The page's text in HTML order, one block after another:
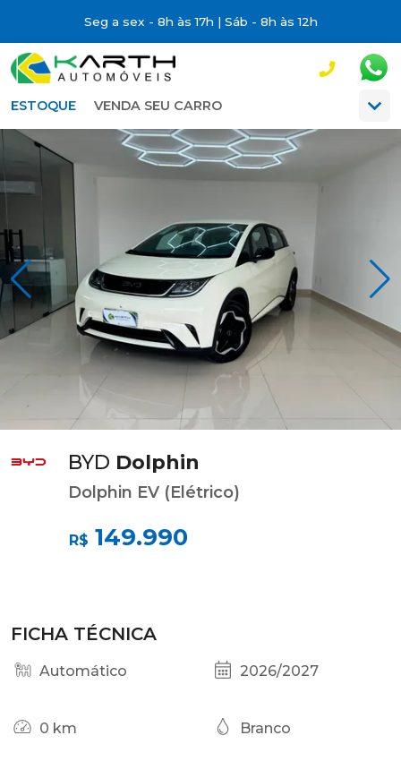
Seg a sex - 8h às 17h | Sáb - 8h às 12h
ESTOQUE VENDA SEU CARRO
BYD Dolphin
Dolphin EV (Elétrico)
R$ 149.990
FICHA TÉCNICA
Automático 2026/2027
0 km Branco